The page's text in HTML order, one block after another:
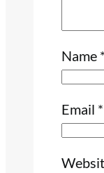
Name *
Email *